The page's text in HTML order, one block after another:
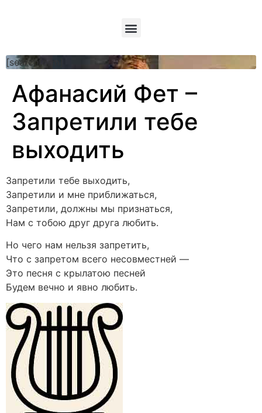
[searchform]
Афанасий Фет –
Запретили тебе
выходить
Запретили тебе выходить,
Запретили и мне приближаться,
Запретили, должны мы признаться,
Нам с тобою друг друга любить.
Но чего нам нельзя запретить,
Что с запретом всего несовместней —
Это песня с крылатою песней
Будем вечно и явно любить.